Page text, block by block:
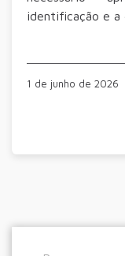
identificação e a
1 de junho de 2026